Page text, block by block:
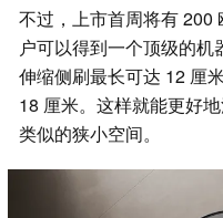
不过，上市首周将有 200
户可以得到一个顶级的
伸缩侧刷最长可达 12 厘
18 厘米。这样就能更好
类似的狭小空间。